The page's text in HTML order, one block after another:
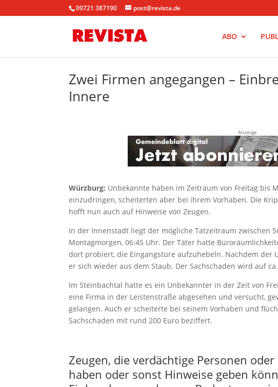
09721 387190 post@revista.de
ABO
Zwei Firmen angegangen –
Innere
Anzeige
Würzburg: Unbekannte haben im Zeitraum von Freitag bis
einzudringen, scheiterten aber bei ihrem Vorhaben. Die
hofft nun auch auf Hinweise von Zeugen.
In der Innenstadt liegt der mögliche Tatzeitraum zwischen
Montagmorgen, 06:45 Uhr. Der Täter hatte
dort probiert, die Eingangstüre aufzuhebeln. Nachdem der
er sich wieder aus dem Staub. Der Sachschaden wird auf
Im Steinbachtal hatte es ein Unbekannter in der Zeit von
eine Firma in der Leistenstraße abgesehen und versucht,
gelangen. Auch er scheiterte bei seinem Vorhaben und
Sachschaden mit rund 200 Euro beziffert.
Zeugen, die verdächtige Personen
haben oder sonst Hinweise geben